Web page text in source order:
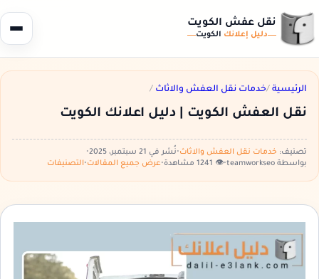
نقل عفش الكويت
دليل إعلانك الكويت
الرئيسية /خدمات نقل العفش والاثاث /
نقل العفش الكويت | دليل اعلانك الكويت
تصنيف: خدمات نقل العفش والاثاث•نُشر في 21 سبتمبر، 2025
•
بواسطة teamworkseo
•👁️ 1241 مشاهدة •عرض جميع المقالات•التصنيفات